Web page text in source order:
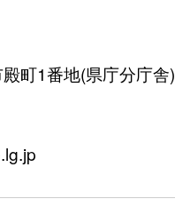
町1番地(県庁分庁舎)